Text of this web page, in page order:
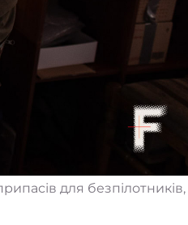
для безпілотників,